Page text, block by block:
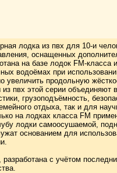
лодка из пвх для 10-и
оснащенных
на базе лодок FM-
водоёмах при
увеличить продольную
пвх этой серии объединяют
грузоподъёмность,
отдыха, так и для
на лодках класса FM
лодки самоосушаемой,
основанием для
с учётом